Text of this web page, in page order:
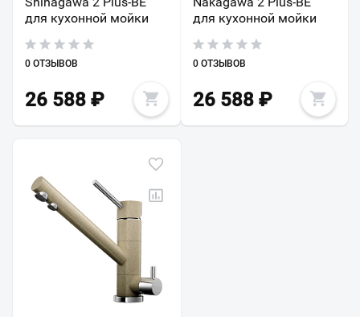
для кухонной мойки
0 ОТЗЫВОВ
26 588 ₽
для кухонной мойки
0 ОТЗЫВОВ
26 588₽